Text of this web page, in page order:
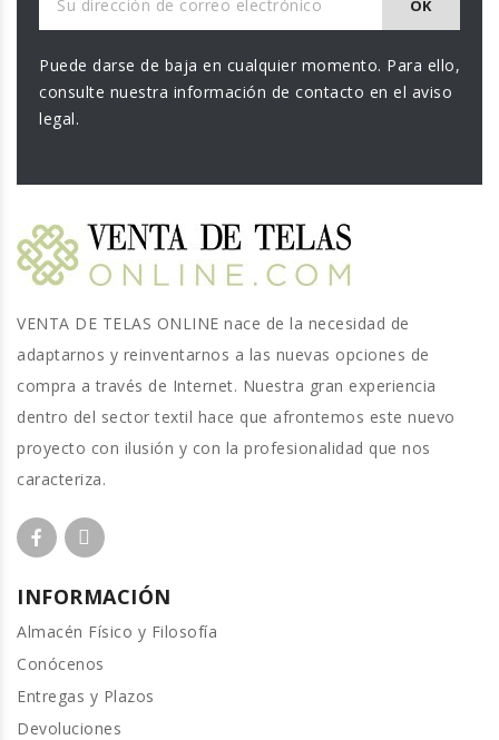
Puede darse de baja en cualquier momento. Para ello,
consulte nuestra información de contacto en el aviso
legal.
VENTA DE TELAS ONLINE nace de la necesidad de
adaptarnos y reinventarnos a las nuevas opciones de
compra a través de Internet. Nuestra gran experiencia
dentro del sector textil hace que afrontemos este nuevo
proyecto con ilusión y con la profesionalidad que nos
caracteriza.
INFORMACIÓN
Almacén Físico y Filosofía
Conócenos
Entregas y Plazos
Devoluciones